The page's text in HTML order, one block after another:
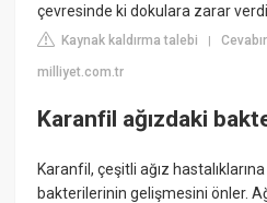
çevresinde ki dokulara zarar
Kaynak kaldırma talebi |
milliyet.com.tr
Karanfil ağızdaki
Karanfil, çeşitli ağız
bakterilerinin gelişmesini önler.